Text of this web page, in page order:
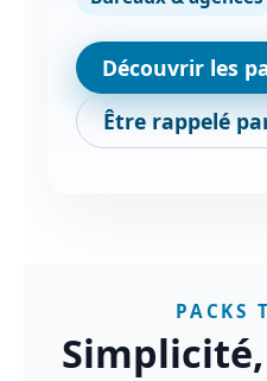
Découvrir les
Être rappelé
PACKS